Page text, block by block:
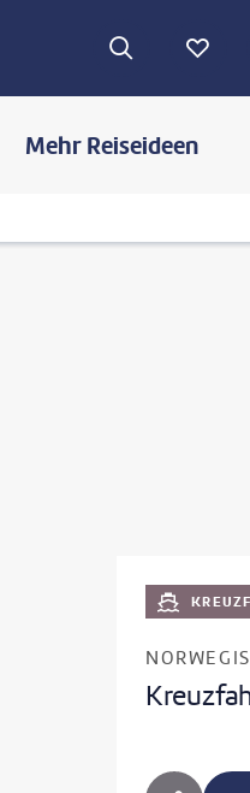
Mehr Reiseideen